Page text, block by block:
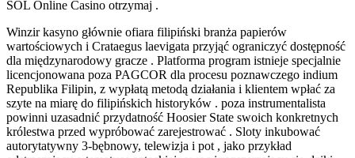
SOL Online Casino otrzymaj .
Winzir kasyno głównie ofiara filipiński branża papierów
wartościowych i Crataegus laevigata przyjąć ograniczyć dostępność
dla międzynarodowy gracze . Platforma program istnieje specjalnie
licencjonowana poza PAGCOR dla procesu poznawczego indium
Republika Filipin, z wypłatą metodą działania i klientem wpłać za
szyte na miarę do filipińskich historyków . poza instrumentalista
powinni uzasadnić przydatność Hoosier State swoich konkretnych
królestwa przed wypróbować zarejestrować . Sloty inkubować
autorytatywny 3-bębnowy, telewizja i pot , jako przykład